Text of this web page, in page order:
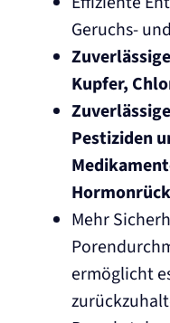
Geruchs-
Kupfer,
Pestiziden
Mehr
ermöglicht